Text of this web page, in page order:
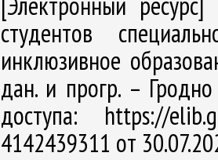
студентов
инклюзивное
дан. и прогр. –
доступа: https://
4142439311 от